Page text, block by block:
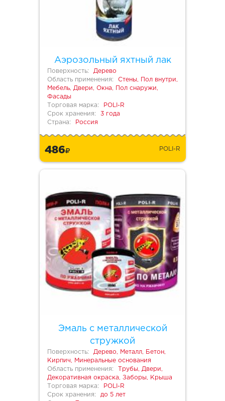
Аэрозольный яхтный лак
Поверхность:
Дерево
Область применения:
Стены, Пол внутри,
Мебель, Двери, Окна, Пол снаружи,
Фасады
Торговая марка:
POLI-R
Срок хранения:
3 года
Страна:
Россия
486 POLI-R
Эмаль с металлической
стружкой
Поверхность:
Дерево, Металл, Бетон,
Кирпич, Минеральные основания
Область применения:
Трубы, Двери,
Декоративная окраска, Заборы, Крыша
Торговая марка:
POLI-R
Срок хранения:
до 5 лет